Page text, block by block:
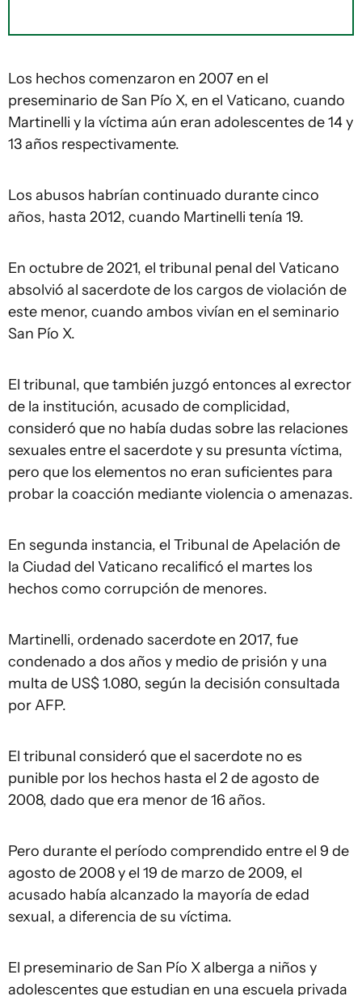
Los hechos comenzaron en 2007 en el
preseminario de San Pío X, en el Vaticano, cuando
Martinelli y la víctima aún eran adolescentes de 14 y
13 años respectivamente.
Los abusos habrían continuado durante cinco
años, hasta 2012, cuando Martinelli tenía 19.
En octubre de 2021, el tribunal penal del Vaticano
absolvió al sacerdote de los cargos de violación de
este menor, cuando ambos vivían en el seminario
San Pío X.
El tribunal, que también juzgó entonces al exrector
de la institución, acusado de complicidad,
consideró que no había dudas sobre las relaciones
sexuales entre el sacerdote y su presunta víctima,
pero que los elementos no eran suficientes para
probar la coacción mediante violencia o amenazas.
En segunda instancia, el Tribunal de Apelación de
la Ciudad del Vaticano recalificó el martes los
hechos como corrupción de menores.
Martinelli, ordenado sacerdote en 2017, fue
condenado a dos años y medio de prisión y una
multa de US$ 1.080, según la decisión consultada
por AFP.
El tribunal consideró que el sacerdote no es
punible por los hechos hasta el 2 de agosto de
2008, dado que era menor de 16 años.
Pero durante el período comprendido entre el 9 de
agosto de 2008 y el 19 de marzo de 2009, el
acusado había alcanzado la mayoría de edad
sexual, a diferencia de su víctima.
El preseminario de San Pío X alberga a niños y
adolescentes que estudian en una escuela privada